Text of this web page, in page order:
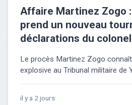
Affaire Martinez Zogo
prend un nouveau
déclarations du
Le procès Martinez Zogo
explosive au Tribunal militaire de
il y a 2 jours